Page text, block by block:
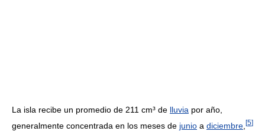
La isla recibe un promedio de 211 cm³ de lluvia por año,
generalmente concentrada en los meses de junio a diciembre [5]